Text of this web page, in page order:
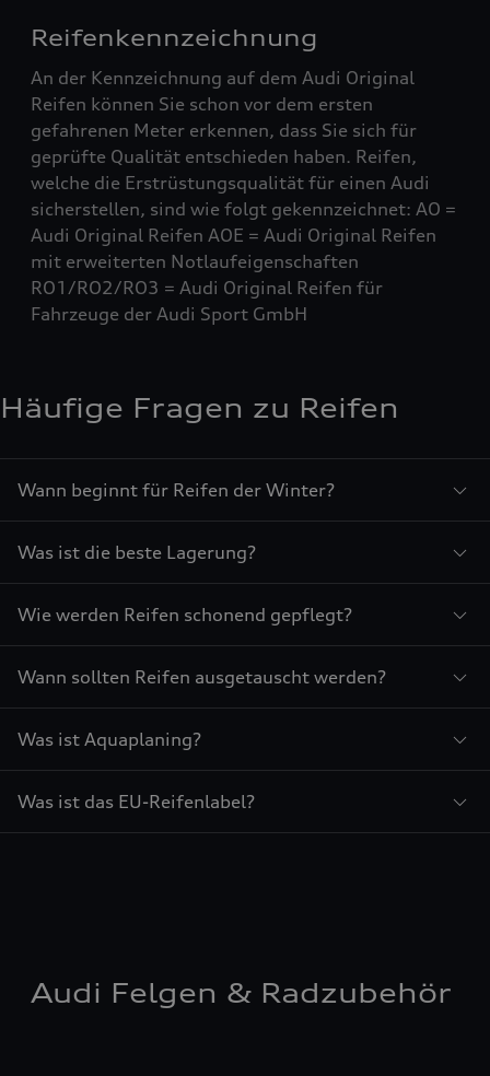
Reifenkennzeichnung
An der Kennzeichnung auf dem Audi Original
Reifen können Sie schon vor dem ersten
gefahrenen Meter erkennen, dass Sie sich für
geprüfte Qualität entschieden haben. Reifen,
welche die Erstrüstungsqualität für einen Audi
sicherstellen, sind wie folgt gekennzeichnet: AO =
Audi Original Reifen AOE = Audi Original Reifen
mit erweiterten Notlaufeigenschaften
RO1/RO2/RO3 = Audi Original Reifen für
Fahrzeuge der Audi Sport GmbH
Häufige Fragen zu Reifen
Wann beginnt für Reifen der Winter?
Was ist die beste Lagerung?
Wie werden Reifen schonend gepflegt?
Wann sollten Reifen ausgetauscht werden?
Was ist Aquaplaning?
Was ist das EU-Reifenlabel?
Audi Felgen & Radzubehör